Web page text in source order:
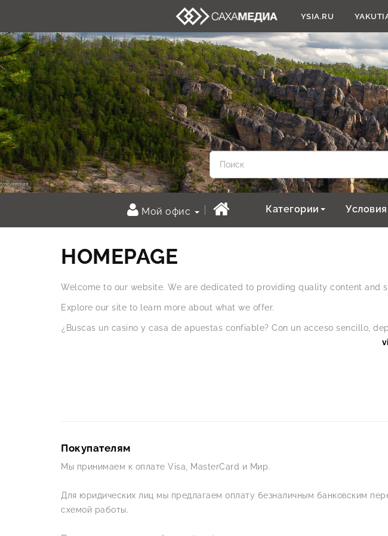
YSIA.RU
Мой офис Категории
HOMEPAGE
Welcome to our website. We are dedicated to providing quality content and
Explore our site to learn more about what we offer.
¿Buscas un casino y casa de apuestas confiable? Con un acceso sencillo,
Покупателям
Мы принимаем к оплате Visa, MasterCard и Мир.
Для юридических лиц мы предлагаем оплату безналичным банковским
схемой работы.